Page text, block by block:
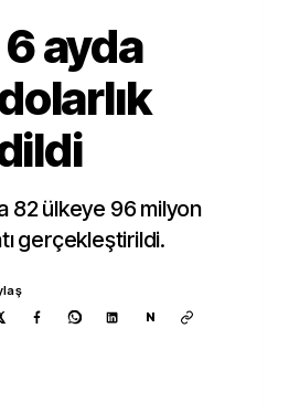
ayda
82 ülkeye 96 milyon
gerçekleştirildi.
N